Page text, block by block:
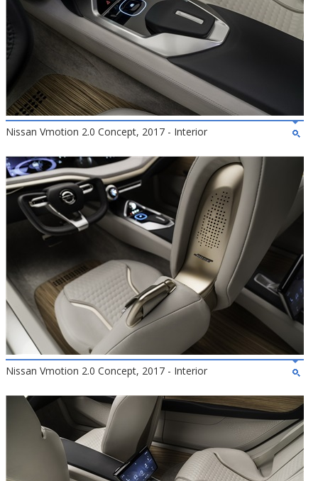
Nissan Vmotion 2.0 Concept, 2017 - Interior
Nissan Vmotion 2.0 Concept, 2017 - Interior